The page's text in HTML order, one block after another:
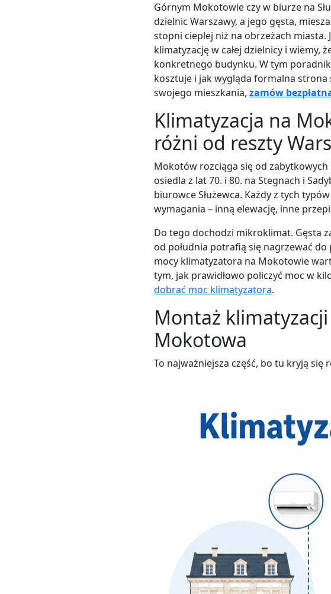
Górnym Mokotowie czy w biurze na
dzielnic Warszawy, a jego gęsta,
stopni cieplej niż na obrzeżach
klimatyzację w całej dzielnicy i wiemy,
konkretnego budynku. W tym
kosztuje i jak wygląda formalna strona
swojego mieszkania,zamów
Klimatyzacja na
różni od reszty
Mokotów rozciąga się od
osiedla z lat 70. i 80. na Stegnach i
biurowce Służewca. Każdy z tych
wymagania – inną elewację, inne
Do tego dochodzi mikroklimat. Gęsta
od południa potrafią się nagrzewać
mocy klimatyzatora na Mokotowie
tym, jak prawidłowo policzyć moc w
dobrać moc klimatyzatora.
Montaż
Mokotowa
To najważniejsza część, bo tu kryją